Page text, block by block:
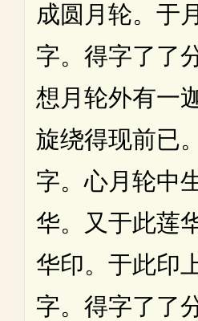
成圆月轮。于
字。得字了了
想月轮外有一
旋绕得现前已
字。心月轮中
华。又于此莲
华印。于此印
字。得字了了